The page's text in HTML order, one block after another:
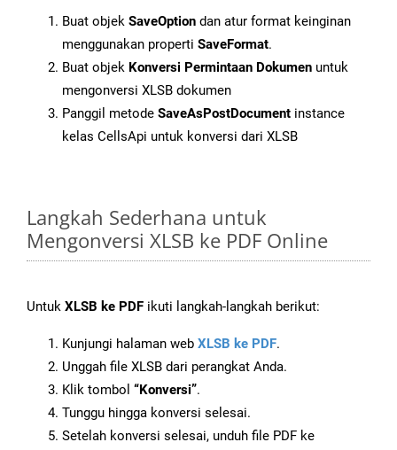
Buat objek SaveOption dan atur format keinginan
menggunakan properti SaveFormat.
Buat objek Konversi Permintaan Dokumen untuk
mengonversi XLSB dokumen
Panggil metode SaveAsPostDocument instance
kelas CellsApi untuk konversi dari XLSB
Langkah Sederhana untuk
Mengonversi XLSB ke PDF Online
Untuk XLSB ke PDF ikuti langkah-langkah berikut:
Kunjungi halaman web XLSB ke PDF.
Unggah file XLSB dari perangkat Anda.
Klik tombol “Konversi”.
Tunggu hingga konversi selesai.
Setelah konversi selesai, unduh file PDF ke